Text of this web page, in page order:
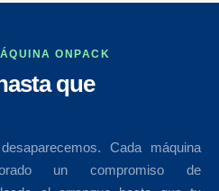
ONPACK
que
Cada máquina
un compromiso de